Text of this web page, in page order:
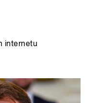
internetu